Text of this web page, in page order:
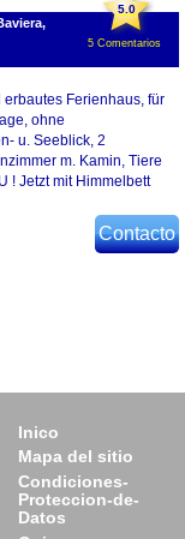
5.0
5 Comentarios
Ferienhaus, für
ohne
u. Seeblick, 2
m. Kamin, Tiere
! Jetzt mit Himmelbett
Contacto
Inico
Mapa del sitio
Condiciones-
Proteccion-de-
Datos